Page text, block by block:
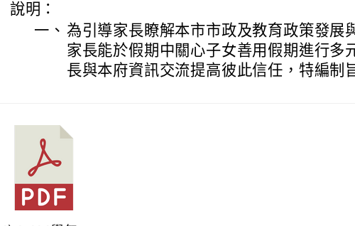
說明：
一、 為引導家長瞭解本市市政及教育政策發展
家長能於假期中關心子女善用假期進行多
長與本府資訊交流提高彼此信任，特編制